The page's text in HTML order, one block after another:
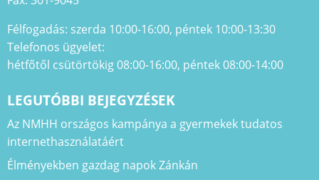
Félfogadás: szerda 10:00-16:00, péntek 10:00-13:30
Telefonos ügyelet:
hétfőtől csütörtökig 08:00-16:00, péntek 08:00-14:00
LEGUTÓBBI BEJEGYZÉSEK
Az NMHH országos kampánya a gyermekek tudatos
internethasználatáért
Élményekben gazdag napok Zánkán